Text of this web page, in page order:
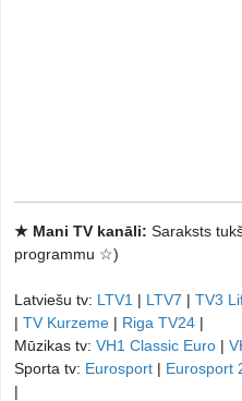
★ Mani TV kanāli: Saraksts
programmu ☆)
Latviešu tv: LTV1 | LTV7 | TV3
| TV Kurzeme | Riga TV24 |
Mūzikas tv: VH1 Classic Euro |
Sporta tv: Eurosport | Eurosport
|